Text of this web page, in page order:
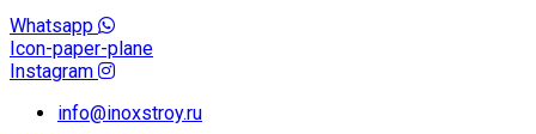
Whatsapp
Icon-paper-plane
Instagram
info@inoxstroy.ru